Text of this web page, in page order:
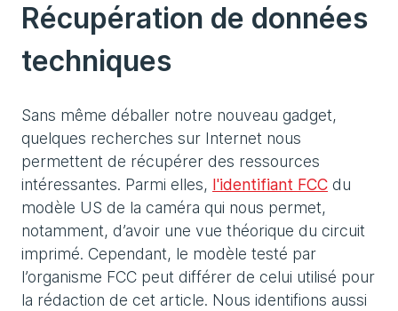
Récupération de données
techniques
Sans même déballer notre nouveau gadget,
quelques recherches sur Internet nous
permettent de récupérer des ressources
intéressantes. Parmi elles, l'identifiant FCC du
modèle US de la caméra qui nous permet,
notamment, d’avoir une vue théorique du circuit
imprimé. Cependant, le modèle testé par
l’organisme FCC peut différer de celui utilisé pour
la rédaction de cet article. Nous identifions aussi